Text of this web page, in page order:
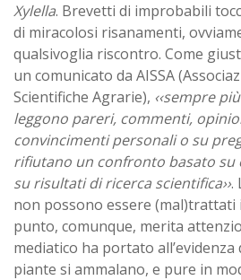
Xylella. Brevetti di improbabili
di miracolosi risanamenti,
qualsivoglia riscontro. Come
un comunicato da AISSA
Scientifiche Agrarie), ‹‹sempre
leggono pareri, commenti,
convincimenti personali o su
rifiutano un confronto basato su
su risultati di ricerca scientifica››.
non possono essere (mal)trattati
punto, comunque, merita
mediatico ha portato all’evidenza
piante si ammalano, e pure in